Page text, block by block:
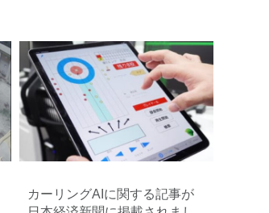
カーリングAIに関する記事が